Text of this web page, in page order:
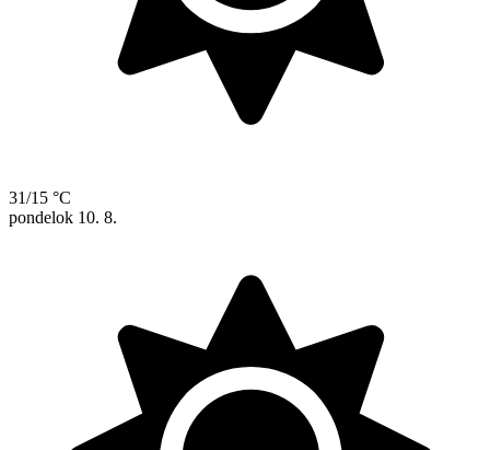
31/15 °C
pondelok 10. 8.